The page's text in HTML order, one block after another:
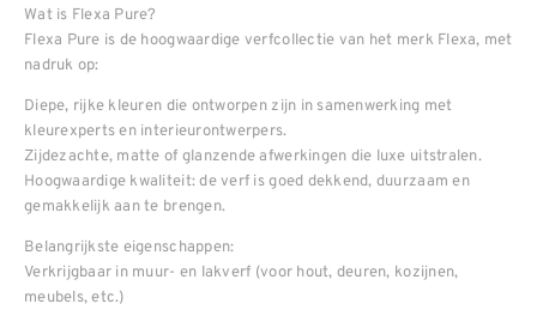
Wat is Flexa Pure?
Flexa Pure is de hoogwaardige verfcollectie van het merk Flexa, met
nadruk op:
Diepe, rijke kleuren die ontworpen zijn in samenwerking met
kleurexperts en interieurontwerpers.
Zijdezachte, matte of glanzende afwerkingen die luxe uitstralen.
Hoogwaardige kwaliteit: de verf is goed dekkend, duurzaam en
gemakkelijk aan te brengen.
Belangrijkste eigenschappen:
Verkrijgbaar in muur- en lakverf (voor hout, deuren, kozijnen,
meubels, etc.)